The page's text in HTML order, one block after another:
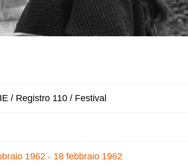
/ Registro 110 / Festival
1962 - 18 febbraio 1962